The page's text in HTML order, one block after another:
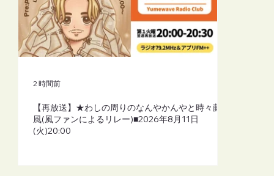
【再放送】色はこころの言葉 ( MIWAKO
【再放送】★わしの周りのなんやかんやと時々藤井
風(風ファンによるリレー)■2026年8月11日
(火)20:00
2 時間前